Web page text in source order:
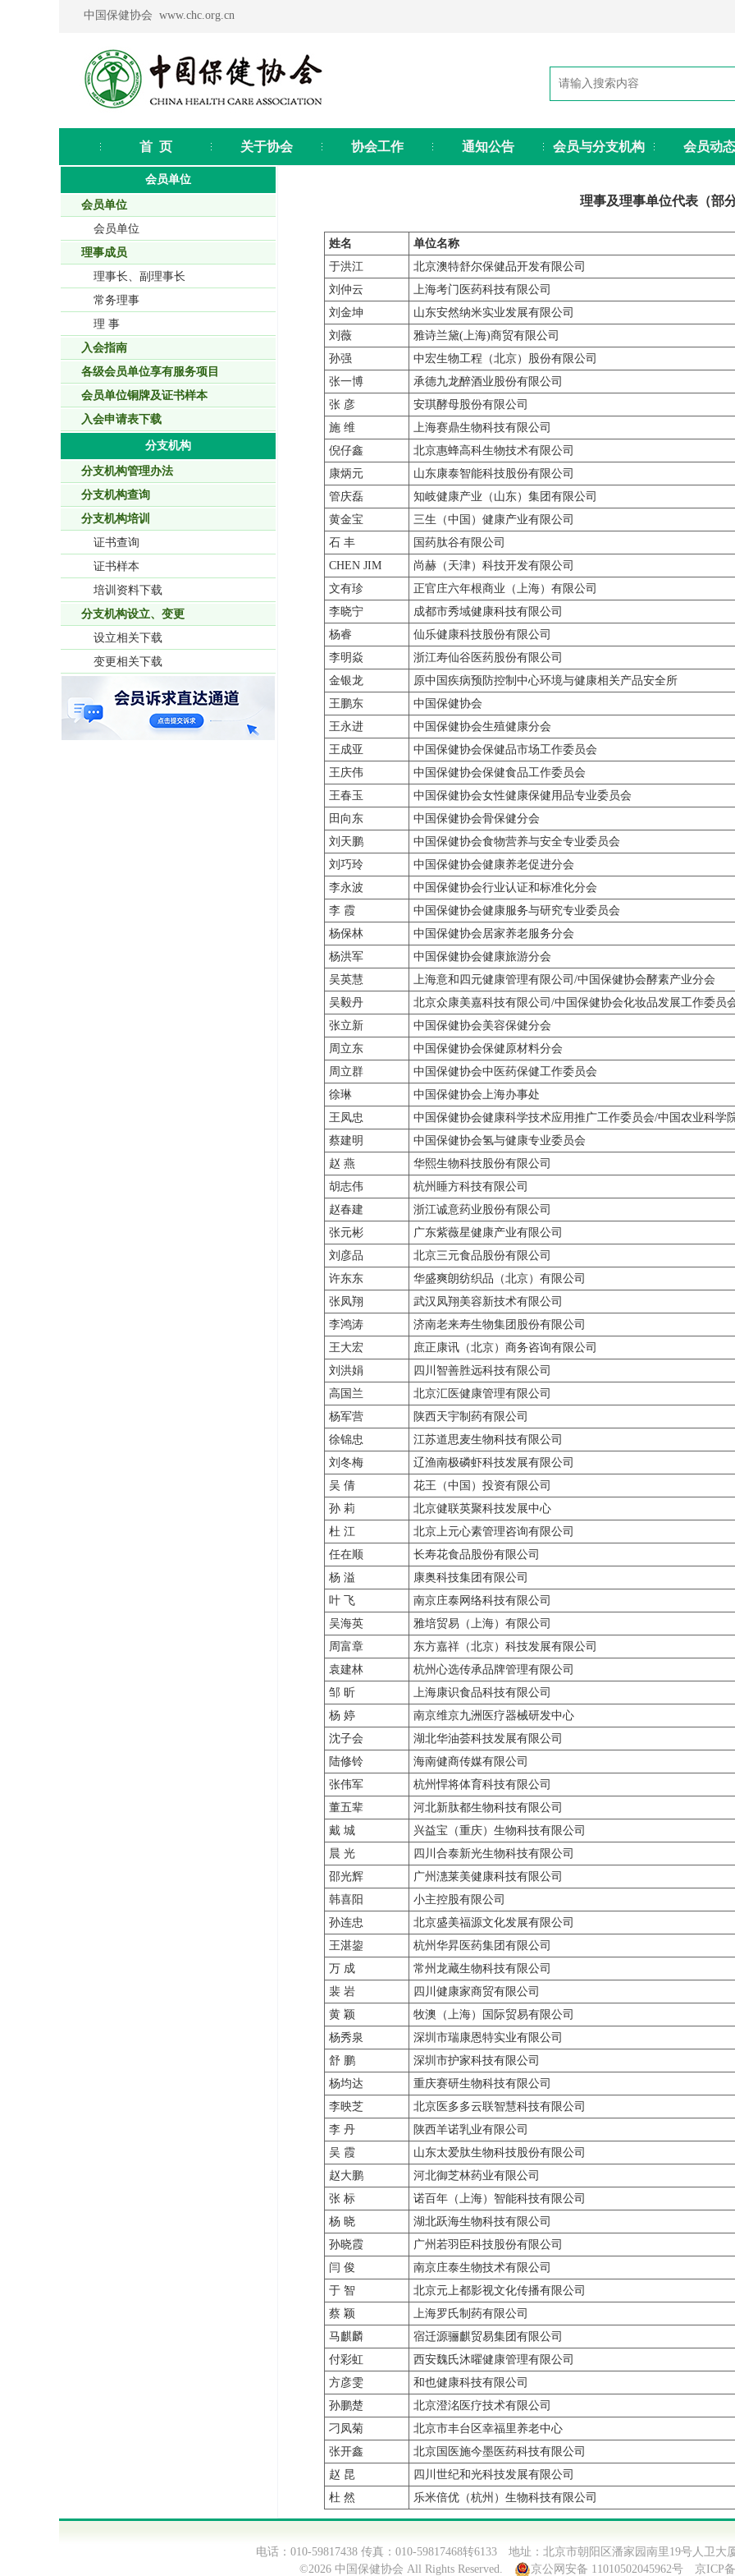
中国保健协会 www.chc.org.cn
首 页 关于协会 协会工作 通知公告 会员与分支机构 会员动态
会员单位
会员单位
会员单位
理事成员
理事长、副理事长
常务理事
理 事
入会指南
各级会员单位享有服务项目
会员单位铜牌及证书样本
入会申请表下载
分支机构
分支机构管理办法
分支机构查询
分支机构培训
证书查询
证书样本
培训资料下载
分支机构设立、变更
设立相关下载
变更相关下载
理事及理事单位代表（部
姓名
单位名称
于洪江
北京澳特舒尔保健品开发有限公司
刘仲云
上海考门医药科技有限公司
刘金坤
山东安然纳米实业发展有限公司
刘薇
雅诗兰黛(上海)商贸有限公司
孙强
中宏生物工程（北京）股份有限公司
张一博
承德九龙醉酒业股份有限公司
张 彦
安琪酵母股份有限公司
施 维
上海赛鼎生物科技有限公司
倪仔鑫
北京惠蜂高科生物技术有限公司
康炳元
山东康泰智能科技股份有限公司
管庆磊
知岐健康产业（山东）集团有限公司
黄金宝
三生（中国）健康产业有限公司
石 丰
国药肽谷有限公司
CHEN JIM
尚赫（天津）科技开发有限公司
文有珍
正官庄六年根商业（上海）有限公司
李晓宁
成都市秀域健康科技有限公司
杨睿
仙乐健康科技股份有限公司
李明焱
浙江寿仙谷医药股份有限公司
金银龙
原中国疾病预防控制中心环境与健康相关产品安全所
王鹏东
中国保健协会
王永进
中国保健协会生殖健康分会
王成亚
中国保健协会保健品市场工作委员会
王庆伟
中国保健协会保健食品工作委员会
王春玉
中国保健协会女性健康保健用品专业委员会
田向东
中国保健协会骨保健分会
刘天鹏
中国保健协会食物营养与安全专业委员会
刘巧玲
中国保健协会健康养老促进分会
李永波
中国保健协会行业认证和标准化分会
李 霞
中国保健协会健康服务与研究专业委员会
杨保林
中国保健协会居家养老服务分会
杨洪军
中国保健协会健康旅游分会
吴英慧
上海意和四元健康管理有限公司/中国保健协会酵素产业分会
吴毅丹
北京众康美嘉科技有限公司/中国保健协会化妆品发展工作委员
张立新
中国保健协会美容保健分会
周立东
中国保健协会保健原材料分会
周立群
中国保健协会中医药保健工作委员会
徐琳
中国保健协会上海办事处
王凤忠
中国保健协会健康科学技术应用推广工作委员会/中国农业科学
蔡建明
中国保健协会氢与健康专业委员会
赵 燕
华熙生物科技股份有限公司
胡志伟
杭州睡方科技有限公司
赵春建
浙江诚意药业股份有限公司
张元彬
广东紫薇星健康产业有限公司
刘彦品
北京三元食品股份有限公司
许东东
华盛爽朗纺织品（北京）有限公司
张凤翔
武汉凤翔美容新技术有限公司
李鸿涛
济南老来寿生物集团股份有限公司
王大宏
庶正康讯（北京）商务咨询有限公司
刘洪娟
四川智善胜远科技有限公司
高国兰
北京汇医健康管理有限公司
杨军营
陕西天宇制药有限公司
徐锦忠
江苏道思麦生物科技有限公司
刘冬梅
辽渔南极磷虾科技发展有限公司
吴 倩
花王（中国）投资有限公司
孙 莉
北京健联英聚科技发展中心
杜 江
北京上元心素管理咨询有限公司
任在顺
长寿花食品股份有限公司
杨 溢
康奥科技集团有限公司
叶 飞
南京庄泰网络科技有限公司
吴海英
雅培贸易（上海）有限公司
周富章
东方嘉祥（北京）科技发展有限公司
袁建林
杭州心选传承品牌管理有限公司
邹 昕
上海康识食品科技有限公司
杨 婷
南京维京九洲医疗器械研发中心
沈子会
湖北华油荟科技发展有限公司
陆修铃
海南健商传媒有限公司
张伟军
杭州悍将体育科技有限公司
董五辈
河北新肽都生物科技有限公司
戴 城
兴益宝（重庆）生物科技有限公司
晨 光
四川合泰新光生物科技有限公司
邵光辉
广州潓莱美健康科技有限公司
韩喜阳
小主控股有限公司
孙连忠
北京盛美福源文化发展有限公司
王湛鋆
杭州华昇医药集团有限公司
万 成
常州龙藏生物科技有限公司
裴 岩
四川健康家商贸有限公司
黄 颖
牧澳（上海）国际贸易有限公司
杨秀泉
深圳市瑞康恩特实业有限公司
舒 鹏
深圳市护家科技有限公司
杨均达
重庆赛研生物科技有限公司
李映芝
北京医多多云联智慧科技有限公司
李 丹
陕西羊诺乳业有限公司
吴 霞
山东太爱肽生物科技股份有限公司
赵大鹏
河北御芝林药业有限公司
张 标
诺百年（上海）智能科技有限公司
杨 晓
湖北跃海生物科技有限公司
孙晓霞
广州若羽臣科技股份有限公司
闫 俊
南京庄泰生物技术有限公司
于 智
北京元上都影视文化传播有限公司
蔡 颖
上海罗氏制药有限公司
马麒麟
宿迁源骊麒贸易集团有限公司
付彩虹
西安魏氏沐曜健康管理有限公司
方彦雯
和也健康科技有限公司
孙鹏楚
北京澄洺医疗技术有限公司
刁凤菊
北京市丰台区幸福里养老中心
张开鑫
北京国医施今墨医药科技有限公司
赵 昆
四川世纪和光科技发展有限公司
杜 然
乐米倍优（杭州）生物科技有限公司
电话：010-59817438 传真：010-59817468转6133 地址：北京市朝阳区潘家园南里19号人卫大
©2026 中国保健协会 All Rights Reserved.
京公网安备 11010502045962号 京ICP